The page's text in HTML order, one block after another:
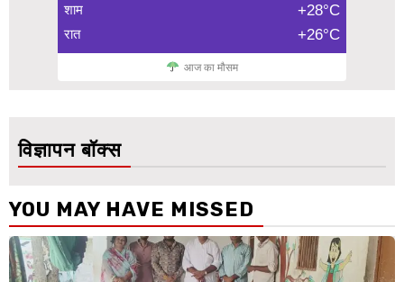
शाम +28°C
रात +26°C
आज का मौसम
विज्ञापन बॉक्स
YOU MAY HAVE MISSED